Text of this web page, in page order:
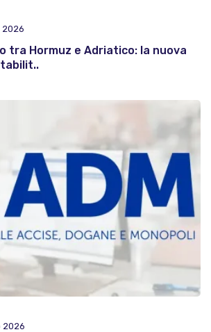
2026
tra Hormuz e Adriatico: la nuova
2026